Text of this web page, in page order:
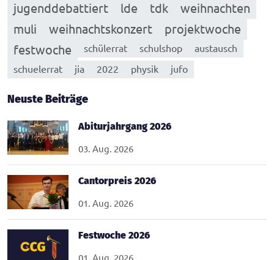
jugenddebattiert
lde tdk
weihnachten
muli
weihnachtskonzert
projektwoche
festwoche
schülerrat schulshop
austausch
schuelerrat
jia 2022 physik jufo
Neuste Beiträge
Abiturjahrgang 2026
03. Aug. 2026
Cantorpreis 2026
01. Aug. 2026
Festwoche 2026